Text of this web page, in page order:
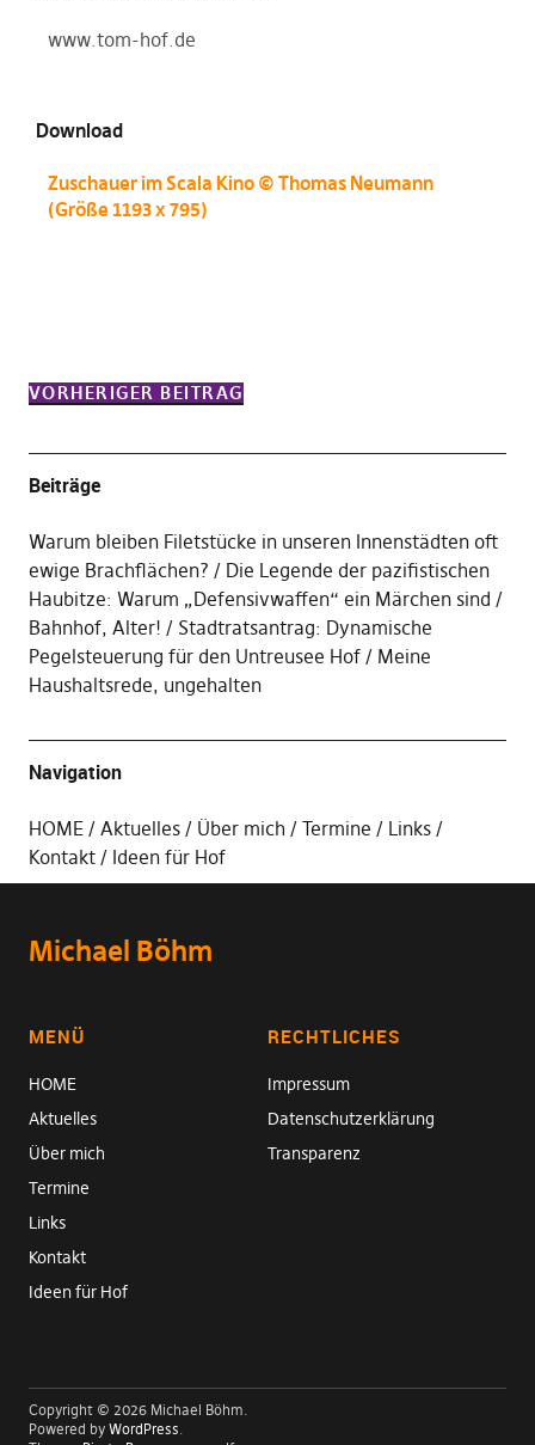
www.tom-hof.de
Download
Zuschauer im Scala Kino © Thomas Neumann
(Größe 1193 x 795)
VORHERIGER BEITRAG
Beiträge
Warum bleiben Filetstücke in unseren Innenstädten oft
ewige Brachflächen?
Die Legende der pazifistischen
Haubitze: Warum „Defensivwaffen“ ein Märchen sind
Bahnhof, Alter!
Stadtratsantrag: Dynamische
Pegelsteuerung für den Untreusee Hof
Meine
Haushaltsrede, ungehalten
Navigation
HOME Aktuelles Über mich Termine
Links
Kontakt
Ideen für Hof
Michael Böhm
MENÜ
HOME
Aktuelles
Über mich
Termine
Links
Kontakt
Ideen für Hof
RECHTLICHES
Impressum
Datenschutzerklärung
Transparenz
Copyright © 2026 Michael Böhm
Powered by WordPress